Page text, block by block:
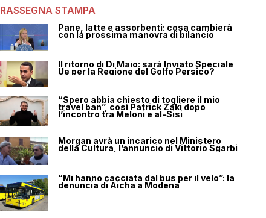
RASSEGNA STAMPA
Pane, latte e assorbenti: cosa cambierà
con la prossima manovra di bilancio
Il ritorno di Di Maio: sarà Inviato Speciale
Ue per la Regione del Golfo Persico?
“Spero abbia chiesto di togliere il mio
travel ban”, così Patrick Zaki dopo
l’incontro tra Meloni e al-Sisi
Morgan avrà un incarico nel Ministero
della Cultura, l’annuncio di Vittorio Sgarbi
“Mi hanno cacciata dal bus per il velo”: la
denuncia di Aicha a Modena